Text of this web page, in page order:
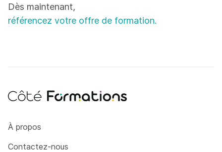
Dès maintenant,
référencez votre offre de formation.
Côté Formations
À propos
Contactez-nous